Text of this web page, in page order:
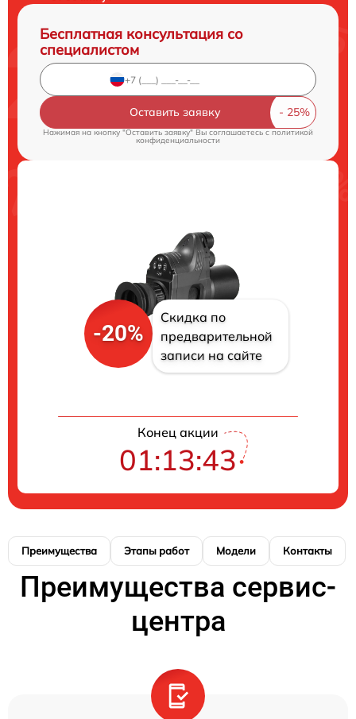
Бесплатная консультация со
специалистом
Оставить заявку
Нажимая на кнопку "Оставить заявку" Вы соглашаетесь c политикой
конфиденциальности
-20%
Скидка по
предварительной
записи на сайте
Конец акции
01:13:42
Преимущества Этапы работ Модели Контакты
Преимущества сервис-
центра